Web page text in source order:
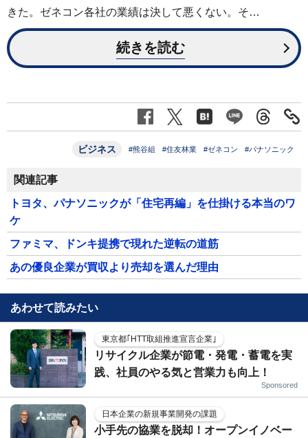
きた。ゼネコン各社の業績は決して悪くない。そ…
続きを読む
ビジネス #熊谷組 #住友林業 #ゼネコン #パナソニック
関連記事
トヨタ、パナソニックが「住宅再編」を仕掛ける本当のワ
ケ
ファミマ、ドンキ提携で現れた逆転の道筋
あの優良企業が買収より売却を選んだ理由
あわせて読みたい
東京都｢HTT取組推進宣言企業｣
リサイクル企業が節電・発電・蓄電を実
践、社員のやる気と営業力も向上！
Sponsored
日本企業の新規事業開発の課題
小手先の協業を脱却！オープンイノベー